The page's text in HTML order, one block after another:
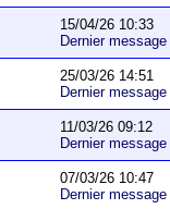
15/04/26 10:33
Dernier message
25/03/26 14:51
Dernier message
11/03/26 09:12
Dernier message
07/03/26 10:47
Dernier message